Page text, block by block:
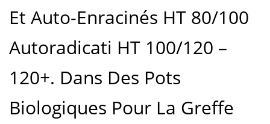
Et Auto-Enracinés HT 80/100
Autoradicati HT 100/120 –
120+. Dans Des Pots
Biologiques Pour La Greffe